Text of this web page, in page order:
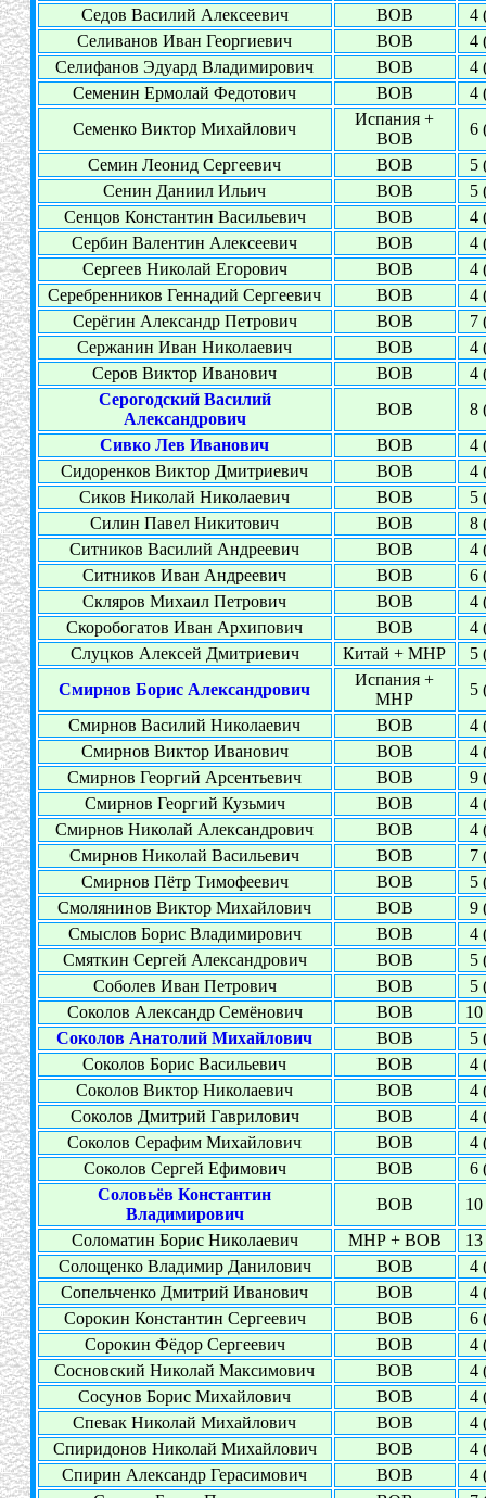
Седов Василий Алексеевич
ВОВ
4
Селиванов Иван Георгиевич
ВОВ
4
Селифанов Эдуард Владимирович
ВОВ
4
Семенин Ермолай Федотович
ВОВ
4
Семенко Виктор Михайлович
Испания +
ВОВ
6
Семин Леонид Сергеевич
ВОВ
5
Сенин Даниил Ильич
ВОВ
5
Сенцов Константин Васильевич
ВОВ
4
Сербин Валентин Алексеевич
ВОВ
4
Сергеев Николай Егорович
ВОВ
4
Серебренников Геннадий Сергеевич
ВОВ
4
Серёгин Александр Петрович
ВОВ
7
Сержанин Иван Николаевич
ВОВ
4
Серов Виктор Иванович
ВОВ
4
Серогодский Василий
Александрович
ВОВ
8
Сивко Лев Иванович
ВОВ
4
Сидоренков Виктор Дмитриевич
ВОВ
4
Сиков Николай Николаевич
ВОВ
5
Силин Павел Никитович
ВОВ
8
Ситников Василий Андреевич
ВОВ
4
Ситников Иван Андреевич
ВОВ
6
Скляров Михаил Петрович
ВОВ
4
Скоробогатов Иван Архипович
ВОВ
4
Слуцков Алексей Дмитриевич
Китай + МНР
5
Смирнов Борис Александрович
Испания +
МНР
5
Смирнов Василий Николаевич
ВОВ
4
Смирнов Виктор Иванович
ВОВ
4
Смирнов Георгий Арсентьевич
ВОВ
9
Смирнов Георгий Кузьмич
ВОВ
4
Смирнов Николай Александрович
ВОВ
4
Смирнов Николай Васильевич
ВОВ
7
Смирнов Пётр Тимофеевич
ВОВ
5
Смолянинов Виктор Михайлович
ВОВ
9
Смыслов Борис Владимирович
ВОВ
4
Смяткин Сергей Александрович
ВОВ
5
Соболев Иван Петрович
ВОВ
5
Соколов Александр Семёнович
ВОВ
Соколов Анатолий Михайлович
ВОВ
5
Соколов Борис Васильевич
ВОВ
4
Соколов Виктор Николаевич
ВОВ
4
Соколов Дмитрий Гаврилович
ВОВ
4
Соколов Серафим Михайлович
ВОВ
4
Соколов Сергей Ефимович
ВОВ
6
Соловьёв Константин
Владимирович
ВОВ
Соломатин Борис Николаевич
МНР + ВОВ
Солощенко Владимир Данилович
ВОВ
4
Сопельченко Дмитрий Иванович
ВОВ
4
Сорокин Константин Сергеевич
ВОВ
6
Сорокин Фёдор Сергеевич
ВОВ
4
Сосновский Николай Максимович
ВОВ
4
Сосунов Борис Михайлович
ВОВ
4
Спевак Николай Михайлович
ВОВ
4
Спиридонов Николай Михайлович
ВОВ
4
Спирин Александр Герасимович
ВОВ
4